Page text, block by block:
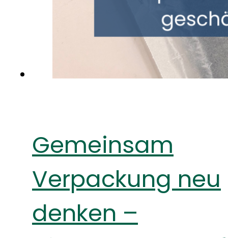
Gemeinsam
Verpackung neu
denken –